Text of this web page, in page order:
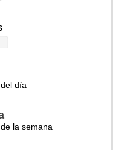
día
la semana